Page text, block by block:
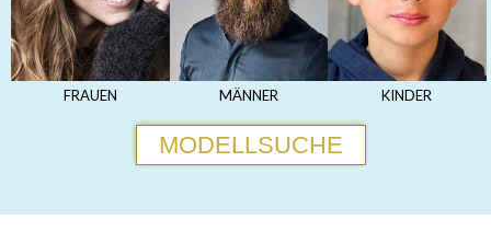
FRAUEN MÄNNER KINDER
MODELLSUCHE